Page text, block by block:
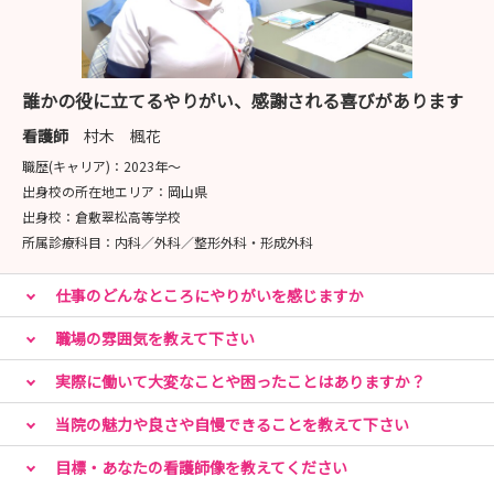
誰かの役に立てるやりがい、感謝される喜びがあります
看護師 村木 楓花
職歴(キャリア)： 2023年〜
出身校の所在地エリア： 岡山県
出身校： 倉敷翠松高等学校
所属診療科目： 内科／外科／整形外科・形成外科
仕事のどんなところにやりがいを感じますか
職場の雰囲気を教えて下さい
実際に働いて大変なことや困ったことはありますか？
当院の魅力や良さや自慢できることを教えて下さい
目標・あなたの看護師像を教えてください